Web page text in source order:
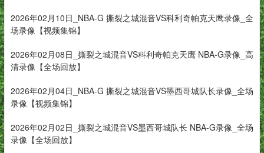
2026年02月10日_NBA-G 撕裂之城混音VS科利奇帕克天鹰录像_全
场录像【视频集锦】
2026年02月08日_撕裂之城混音VS科利奇帕克天鹰 NBA-G录像_高
清录像【全场回放】
2026年02月04日_NBA-G 撕裂之城混音VS墨西哥城队长录像_全场
录像【视频集锦】
2026年02月02日_撕裂之城混音VS墨西哥城队长 NBA-G录像_全场
录像【全场回放】